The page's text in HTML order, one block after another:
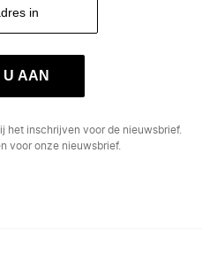
U AAN
het inschrijven voor de nieuwsbrief.
voor onze nieuwsbrief.